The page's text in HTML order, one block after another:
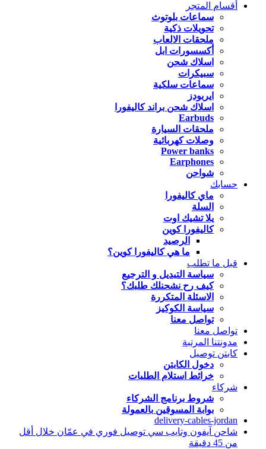
أقسام المتجر
سماعات بلوتوث
تحويلات ذكية
ملحقات الالعاب
أكسسورات ابل
اسلاك شحن
سبيكرات
سماعات سلكية
ايربودز
اسلاك شحن براند كاليفورا
Earbuds
ملحقات السيارة
وصلات كهربائية
Power banks
Earphones
شواحن
حسابك
ماي كاليفورا
السلة
يلا تشيك اوت
كاليفورا كوين
الرصيد
ما هي كاليفورا كوين؟
قبل ما تطلب
سياسة التبديل و الترجيع
كيف رح نشحنلك طلبك؟
الاسئلة المتكررة
سياسة الكوكيز
تواصل معنا
تواصل معنا
مدونتنا المرتبة
كابتن توصيل
دخول الكابتن
خرائط استلام الطلبات
شركاء
شروط برنامج الشركاء
بوابة المسوقين بالعمولة
delivery-cables-jordan
شاحن آيفون وتايب سي توصيل فوري في عمّان خلال أقل
من 45 دقيقة